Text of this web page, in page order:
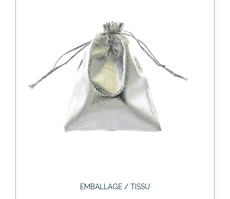
EMBALLAGE / TISSU